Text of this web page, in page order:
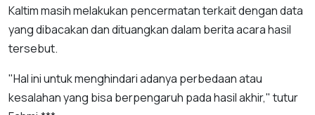
Kaltim masih melakukan pencermatan terkait dengan data
yang dibacakan dan dituangkan dalam berita acara hasil
tersebut.
"Hal ini untuk menghindari adanya perbedaan atau
kesalahan yang bisa berpengaruh pada hasil akhir," tutur